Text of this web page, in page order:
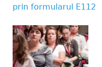
prin formularul E112